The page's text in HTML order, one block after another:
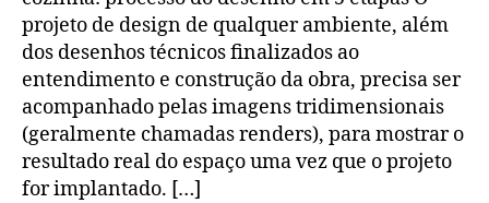
projeto de design de qualquer ambiente, além
dos desenhos técnicos finalizados ao
entendimento e construção da obra, precisa ser
acompanhado pelas imagens tridimensionais
(geralmente chamadas renders), para mostrar o
resultado real do espaço uma vez que o projeto
for implantado. […]